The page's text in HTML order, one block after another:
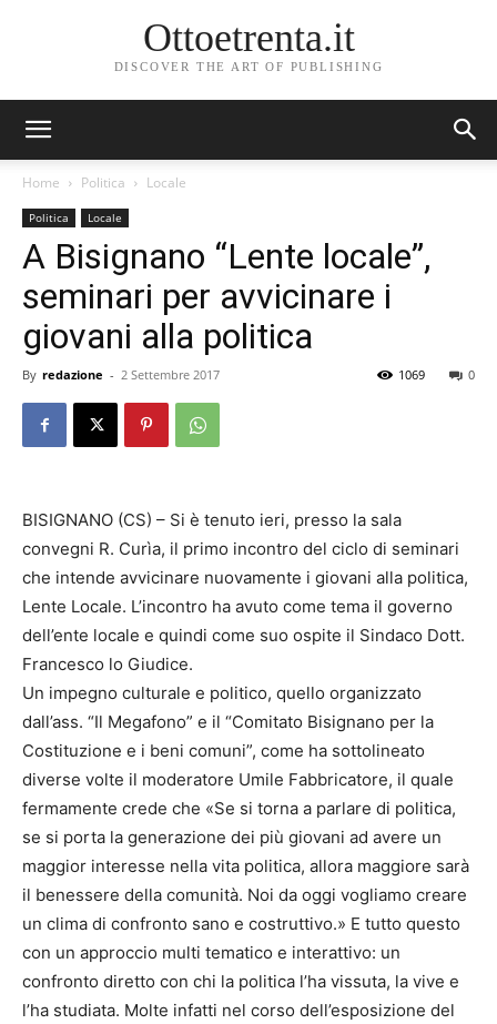
Ottoetrenta.it
DISCOVER THE ART OF PUBLISHING
Home Politica Locale
Politica Locale
A Bisignano “Lente locale”,
seminari per avvicinare i
giovani alla politica
By redazione - 2 Settembre 2017 0
1069
BISIGNANO (CS) – Si è tenuto ieri, presso la sala
convegni R. Curìa, il primo incontro del ciclo di seminari
che intende avvicinare nuovamente i giovani alla politica,
Lente Locale. L’incontro ha avuto come tema il governo
dell’ente locale e quindi come suo ospite il Sindaco Dott.
Francesco lo Giudice.
Un impegno culturale e politico, quello organizzato
dall’ass. “Il Megafono” e il “Comitato Bisignano per la
Costituzione e i beni comuni”, come ha sottolineato
diverse volte il moderatore Umile Fabbricatore, il quale
fermamente crede che «Se si torna a parlare di politica,
se si porta la generazione dei più giovani ad avere un
maggior interesse nella vita politica, allora maggiore sarà
il benessere della comunità. Noi da oggi vogliamo creare
un clima di confronto sano e costruttivo.» E tutto questo
con un approccio multi tematico e interattivo: un
confronto diretto con chi la politica l’ha vissuta, la vive e
l’ha studiata. Molte infatti nel corso dell’esposizione del